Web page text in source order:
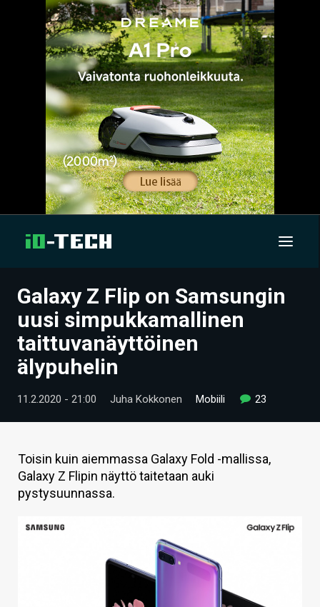
UUTISET
ARTIKKELIT
VIDEOT
TECHBBS
HINTA.FI
KAUPPA
Galaxy Z Flip on Samsungin
uusi simpukkamallinen
taittuvanäyttöinen
älypuhelin
11.2.2020 - 21:00 Juha Kokkonen Mobiili 23
Toisin kuin aiemmassa Galaxy Fold -mallissa,
Galaxy Z Flipin näyttö taitetaan auki
pystysuunnassa.